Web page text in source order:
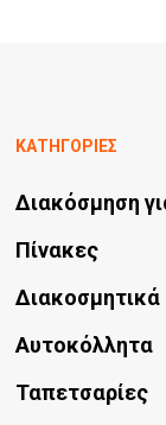
ΚΑΤΗΓΟΡΙΕΣ
Διακόσμηση
Πίνακες
Διακοσμητικά
Αυτοκόλλητα
Ταπετσαρίες